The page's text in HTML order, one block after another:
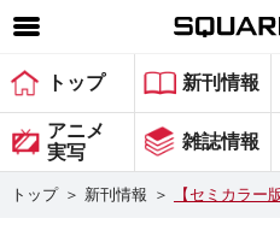
SQUARE ENIX 公式サイ
ゲーム
マガジン＆ブックス
トップ 新刊情報
アニメ
実写
雑誌情報
トップ ＞ 新刊情報 ＞ 【セミカラー